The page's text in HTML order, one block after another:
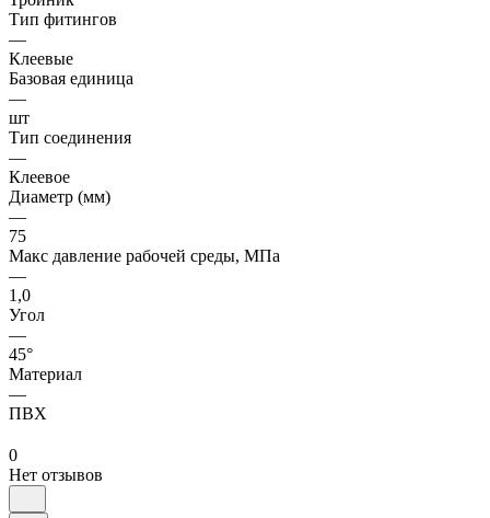
Тип фитингов
—
Клеевые
Базовая единица
—
шт
Тип соединения
—
Клеевое
Диаметр (мм)
—
75
Макс давление рабочей среды, МПа
—
1,0
Угол
—
45°
Материал
—
ПВХ
0
Нет отзывов